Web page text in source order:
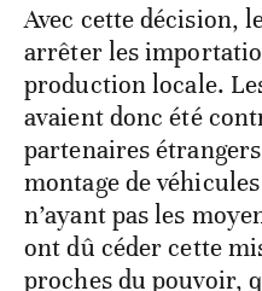
Avec cette décision,
arrêter les
production locale.
avaient donc été
partenaires
montage de
n’ayant pas les
ont dû céder cette
proches du pouvoir,